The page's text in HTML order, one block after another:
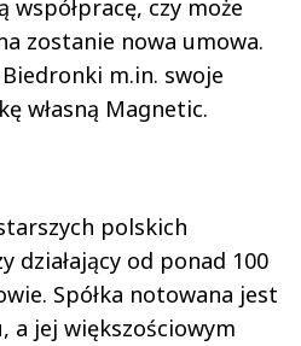
czy może
zostanie nowa umowa.
m.in. swoje
własną Magnetic.
polskich
działający od ponad 100
Spółka notowana jest
a jej większościowym